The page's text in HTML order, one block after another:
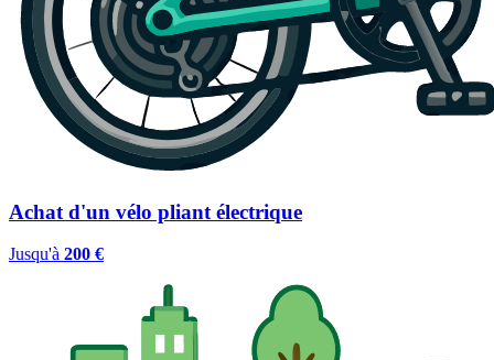
Achat d'un vélo pliant électrique
Jusqu'à 200 €